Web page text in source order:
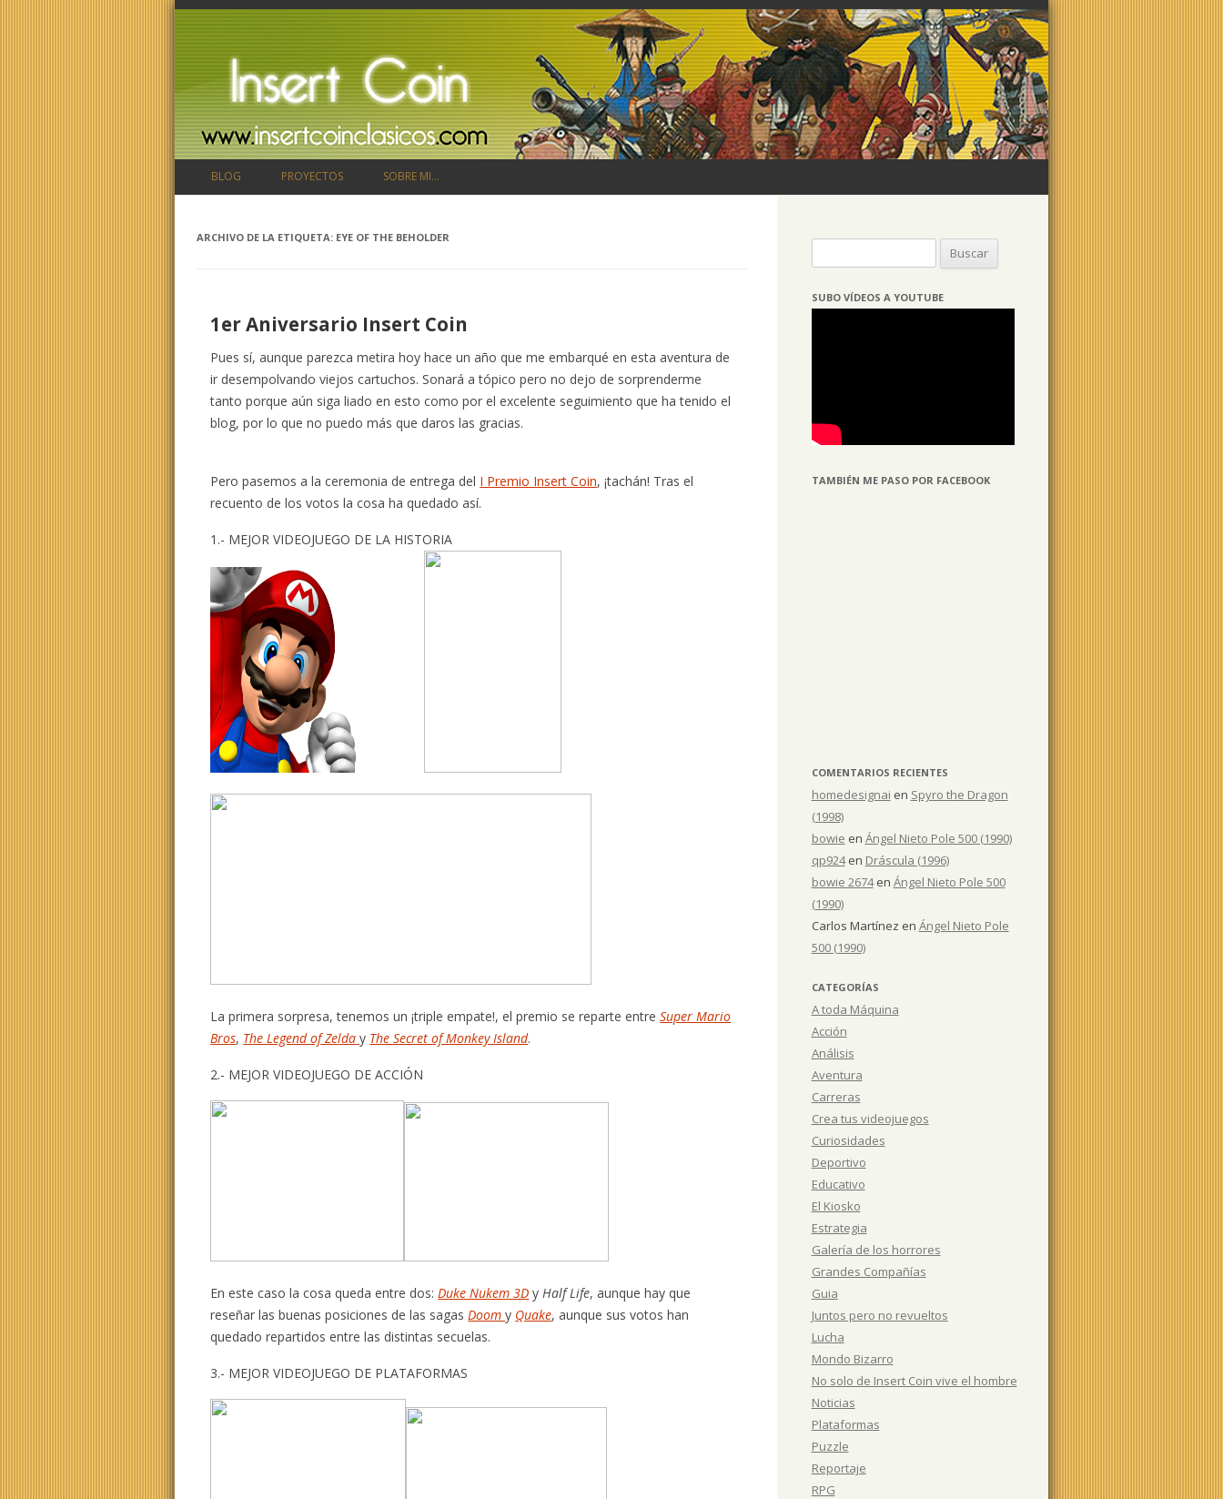
BLOG PROYECTOS SOBRE MI…
ARCHIVO DE LA ETIQUETA: EYE OF THE BEHOLDER
1er Aniversario Insert Coin
Pues sí, aunque parezca metira hoy hace un año que me embarqué en esta aventura de
ir desempolvando viejos cartuchos. Sonará a tópico pero no dejo de sorprenderme
tanto porque aún siga liado en esto como por el excelente seguimiento que ha tenido el
blog, por lo que no puedo más que daros las gracias.
Pero pasemos a la ceremonia de entrega del I Premio Insert Coin, ¡tachán! Tras el
recuento de los votos la cosa ha quedado así.
1.- MEJOR VIDEOJUEGO DE LA HISTORIA
La primera sorpresa, tenemos un ¡triple empate!, el premio se reparte entreSuper Mario
Bros, The Legend of Zelda y The Secret of Monkey Island.
2.- MEJOR VIDEOJUEGO DE ACCIÓN
En este caso la cosa queda entre dos: Duke Nukem 3D y Half Life, aunque hay que
reseñar las buenas posiciones de las sagas Doomy Quake, aunque sus votos han
quedado repartidos entre las distintas secuelas.
3.- MEJOR VIDEOJUEGO DE PLATAFORMAS
SUBO VÍDEOS A YOUTUBE
TAMBIÉN ME PASO POR FACEBOOK
COMENTARIOS RECIENTES
homedesignai en Spyro the Dragon
(1998)
bowie en Ángel Nieto Pole 500 (1990)
qp924en Dráscula (1996)
bowie 2674en Ángel Nieto Pole 500
(1990)
Carlos Martínez en Ángel Nieto Pole
500 (1990)
CATEGORÍAS
A toda Máquina
Acción
Análisis
Aventura
Carreras
Crea tus videojuegos
Curiosidades
Deportivo
Educativo
El Kiosko
Estrategia
Galería de los horrores
Grandes Compañías
Guia
Juntos pero no revueltos
Lucha
Mondo Bizarro
No solo de Insert Coin vive el hombre
Noticias
Plataformas
Puzzle
Reportaje
RPG